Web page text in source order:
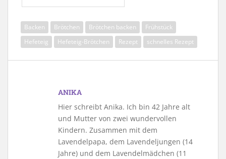
Backen Brötchen Brötchen backen
Frühstück
Hefeteig
Hefeteig-Brötchen Rezept schnelles Rezept
ANIKA
Hier schreibt Anika. Ich bin 42 Jahre alt
und Mutter von zwei wundervollen
Kindern. Zusammen mit dem
Lavendelpapa, dem Lavendeljungen (14
Jahre) und dem Lavendelmädchen (11